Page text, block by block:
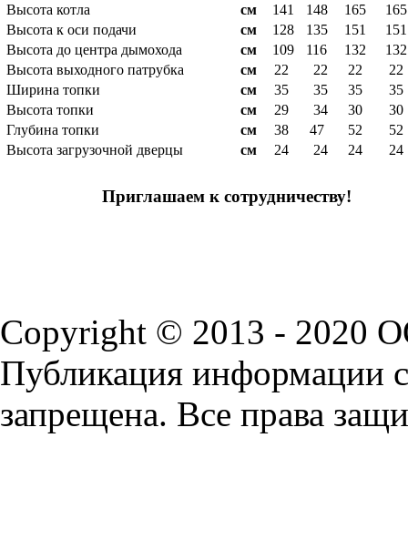
Высота котла
см 141 148 165
165
Высота к оси подачи
см 128 135 151
151
Высота до центра дымохода
см 109 116 132
132
Высота выходного патрубка
см 22 22 22
22
Ширина топки
см 35 35 35
35
Высота топки
см 29 34 30
30
Глубина топки
см 38 47 52
52
Высота загрузочной дверцы
см 24 24 24 24
Приглашаем к сотрудничеству!
Copyright © 2013 - 2020
Публикация информации
запрещена. Все права